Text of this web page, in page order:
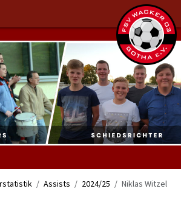
Assists 2024/25 Niklas Witzel